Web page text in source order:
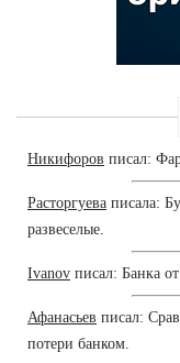
Никифоров писал:
Расторгуева писала:
развеселые.
Ivanov писал: Банка
Афанасьев писал:
потери банком.